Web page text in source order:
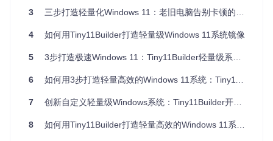
常规版vs核心版：如何选择适合你的方案？
系统组件精简前后对比
精简决策指南
├─ 日常办公/长期使用 → 选择常规版(tiny11maker.ps1)
│  ├─ 支持后续更新和功能添加
└─ 临时测试/开发环境 → 选择核心版(tiny11coremaker.ps1)
3 三步打造轻量化Windows 11：老旧电脑告别卡顿的系统优化指南
4 如何用Tiny11Builder打造轻量级Windows 11系统镜像
5 3步打造极速Windows 11：Tiny11Builder轻量级系统定制指南
6 如何用3步打造轻量高效的Windows 11系统：Tiny11Builder系统优化工具全解析
7 创新自定义轻量级Windows系统：Tiny11Builder开源工具深度实践指南
8 如何用Tiny11Builder打造轻量高效的Windows 11系统？